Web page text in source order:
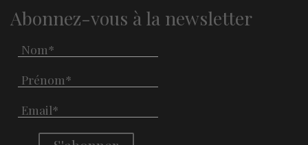
Abonnez-vous à la newsletter